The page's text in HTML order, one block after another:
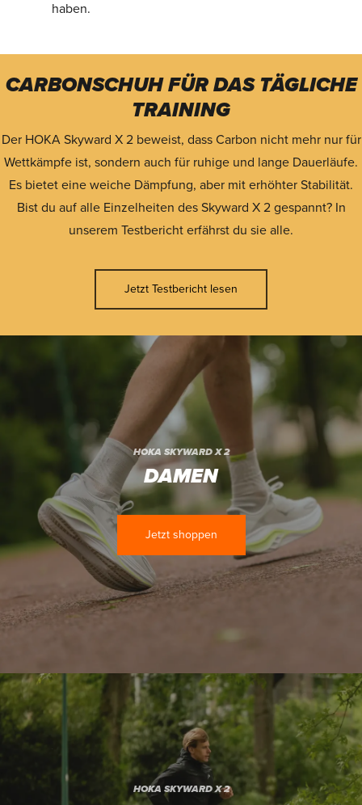
haben.
CARBONSCHUH FÜR DAS TÄGLICHE
TRAINING
Der HOKA Skyward X 2 beweist, dass Carbon nicht mehr nur für
Wettkämpfe ist, sondern auch für ruhige und lange Dauerläufe.
Es bietet eine weiche Dämpfung, aber mit erhöhter Stabilität.
Bist du auf alle Einzelheiten des Skyward X 2 gespannt? In
unserem Testbericht erfährst du sie alle.
Jetzt Testbericht lesen
HOKA SKYWARD X 2
DAMEN
Jetzt shoppen
HOKA SKYWARD X 2